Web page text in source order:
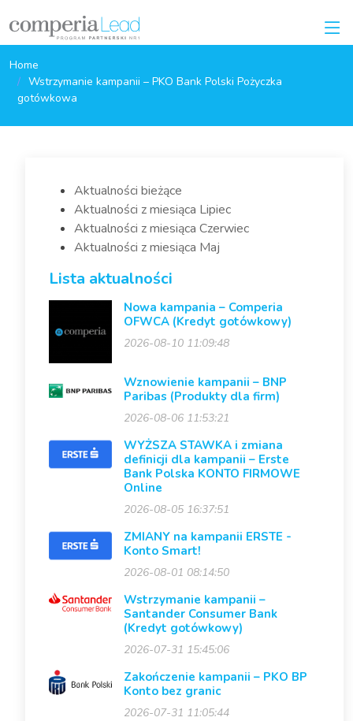
Home
Wstrzymanie kampanii – PKO Bank Polski Pożyczka
gotówkowa
Aktualności bieżące
Aktualności z miesiąca Lipiec
Aktualności z miesiąca Czerwiec
Aktualności z miesiąca Maj
Lista aktualności
Nowa kampania – Comperia
OFWCA (Kredyt gotówkowy)
2026-08-10 11:09:48
Wznowienie kampanii – BNP
Paribas (Produkty dla firm)
2026-08-06 11:53:21
WYŻSZA STAWKA i zmiana
definicji dla kampanii – Erste
Bank Polska KONTO FIRMOWE
Online
2026-08-05 16:37:51
ZMIANY na kampanii ERSTE -
Konto Smart!
2026-08-01 08:14:50
Wstrzymanie kampanii –
Santander Consumer Bank
(Kredyt gotówkowy)
2026-07-31 15:45:06
Zakończenie kampanii – PKO BP
Konto bez granic
2026-07-31 11:05:44